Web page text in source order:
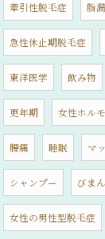
牽引性脱毛症 脂
急性休止期脱毛症
東洋医学 飲み物
更年期 女性ホル
腰痛 睡眠 マ
シャンプー びま
女性の男性型脱毛症